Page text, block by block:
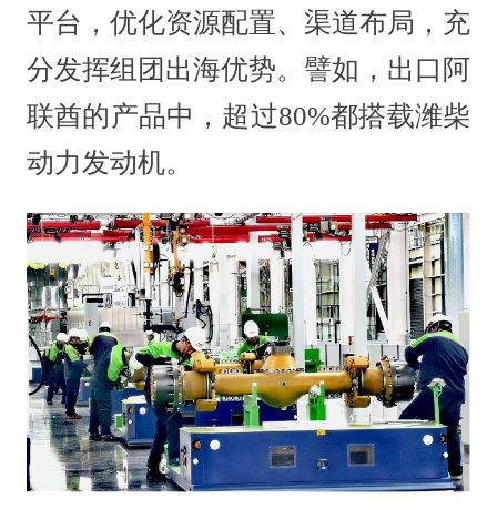
平台，优化资源配置、渠道布局，充
分发挥组团出海优势。譬如，出口阿
联酋的产品中，超过80%都搭载潍柴
动力发动机。